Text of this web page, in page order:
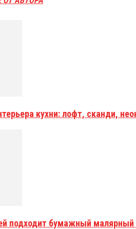
кухни: лофт, сканди,
подходит бумажный малярный